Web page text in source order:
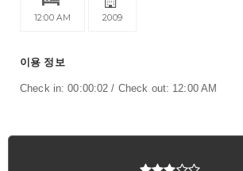
12:00 AM 2009
이용 정보
Check in: 00:00:02 / Check out: 12:00 AM